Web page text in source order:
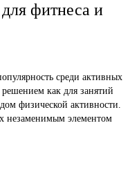
фитнеса и
среди активных
как для занятий
физической активности.
незаменимым элементом